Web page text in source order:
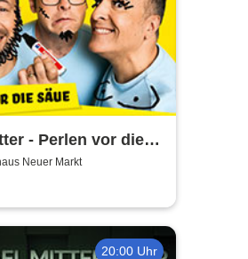
- Perlen vor die
Best Of zum
Neuer Markt
20:00 Uhr